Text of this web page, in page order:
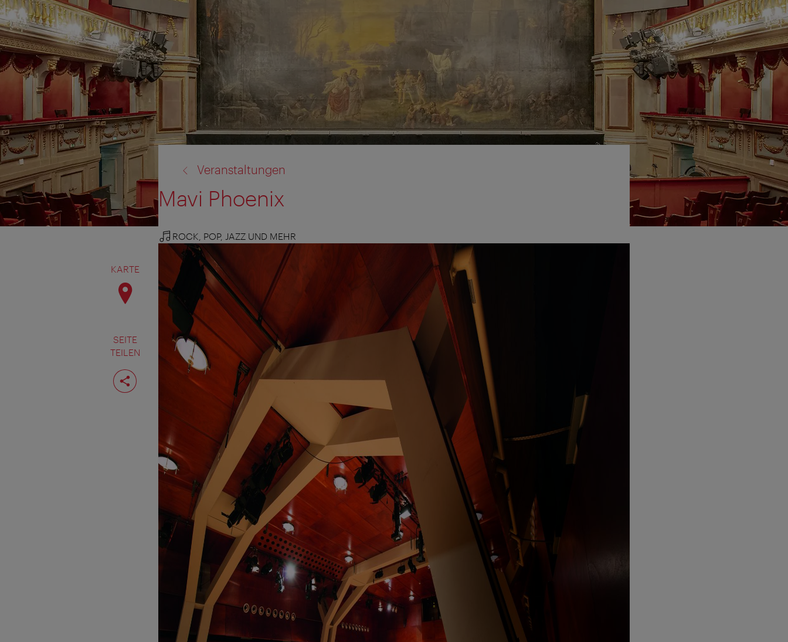
KARTE
SEITE
TEILEN
Seite
teilen
Veranstaltungen
Mavi Phoenix
ROCK, POP, JAZZ UND MEHR